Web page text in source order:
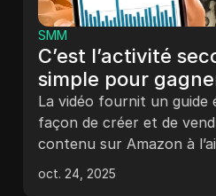
SMM
C’est l’activité
simple pour
mois en 2024
La vidéo fournit un guide
façon de créer et de
contenu sur Amazon à
Bookbot et Kittle. Il
un livre, le concevoir, le
oct. 24, 2025